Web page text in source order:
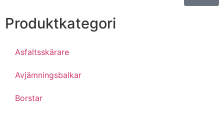
Produktkategori
Asfaltsskärare
Avjämningsbalkar
Borstar